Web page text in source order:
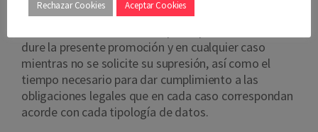
Plazo de conservación:DINERO GELT S.L.
dure la presente promoción y en cualquier caso
mientras no se solicite su supresión, así como el
tiempo necesario para dar cumplimiento a las
obligaciones legales que en cada caso correspondan
acorde con cada tipología de datos.
Rechazar Cookies Aceptar Cookies